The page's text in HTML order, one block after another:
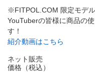
※FITPOL.COM 限定モデル
YouTuberの皆様に商品の
す！
紹介動画はこちら
ネット販売
価格（税込）